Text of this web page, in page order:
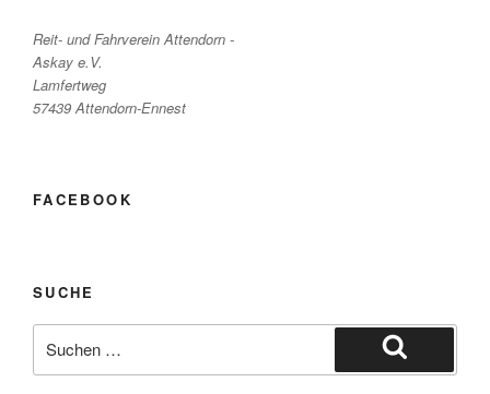
Reit- und Fahrverein Attendorn -
Askay e.V.
Lamfertweg
57439 Attendorn-Ennest
FACEBOOK
SUCHE